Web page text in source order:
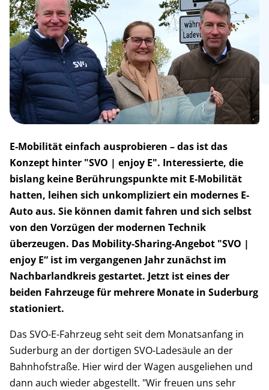
E-Mobilität einfach ausprobieren – das ist das
Konzept hinter "SVO | enjoy E". Interessierte, die
bislang keine Berührungspunkte mit E-Mobilität
hatten, leihen sich unkompliziert ein modernes E-
Auto aus. Sie können damit fahren und sich selbst
von den Vorzügen der modernen Technik
überzeugen. Das Mobility-Sharing-Angebot "SVO |
enjoy E“ ist im vergangenen Jahr zunächst im
Nachbarlandkreis gestartet. Jetzt ist eines der
beiden Fahrzeuge für mehrere Monate in Suderburg
stationiert.
Das SVO-E-Fahrzeug seht seit dem Monatsanfang in
Suderburg an der dortigen SVO-Ladesäule an der
Bahnhofstraße. Hier wird der Wagen ausgeliehen und
dann auch wieder abgestellt. "Wir freuen uns sehr